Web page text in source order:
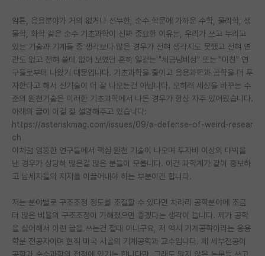
암튼, 응용분야가 거의 없거나 전무한, 순수 학문에 가까운 수학, 물리학, 생
물학, 화학 같은 순수 기초과학이 진짜 중요한 이유는, 우리가 쓰고 누리고
있는 기술과 기계들 중 생각보다 많은 경우가 전혀 생각지도 못했고 전혀 연
관도 없고 전혀 쓸데 없어 보였던 흔히 일컫는 "세금낭비성" 또는 "미친" 연
구들로부터 나왔기 때문입니다. 기초과학을 줄이고 응용과학과 공학을 더 투
자한다고 해서 신기술이 더 잘 나오는건 아닙니다. 오히려 세상을 바꾸는 수
준의 원천기술은 이러한 기초과학에서 나온 경우가 항상 자주 있어왔습니다.
아래의 글이 이걸 잘 설명해주고 있습니다:
https://asteriskmag.com/issues/09/a-defense-of-weird-resear
ch
이처럼 엉뚱한 연구들에서 핵심 원천 기술이 나오며 투자비 이상의 대박을
낸 경우가 상당히 많은걸 많은 분들이 모릅니다. 이건 과학계가 같이 홍보하
고 납세자들의 지지를 이끌어내야 하는 부분이긴 합니다.
저는 분야별로 구조조정 정도를 조절할 수 있다면 차라리 공학분야에 조금
더 많은 비율의 구조조정이 가해졌으면 좋겠다는 생각이 듭니다. 제가 공학
을 싫어해서 이런 글을 쓰는건 절대 아니구요, 저 역시 기계공학이라는 응용
학문 전공자이며 현직 미국 시골의 기계공학과 교수입니다. 제 세부전공이
공학과 순수과학의 접점에 있기는 합니다만, 그래도 많지 않은 논문들 쓰고